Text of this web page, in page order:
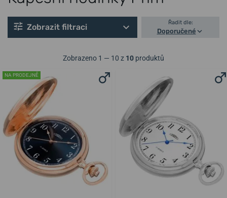
Zobrazit filtraci Řadit dle:
Doporučené
Zobrazeno 1 — 10 z 10 produktů
NA PRODEJNĚ